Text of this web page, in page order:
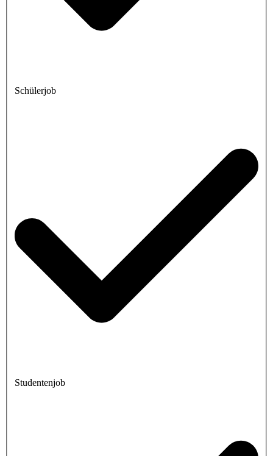
Schülerjob
Studentenjob